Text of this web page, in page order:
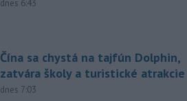
dnes 6:43
Čína sa chystá na tajfún Dolphin,
zatvára školy a turistické atrakcie
dnes 7:03